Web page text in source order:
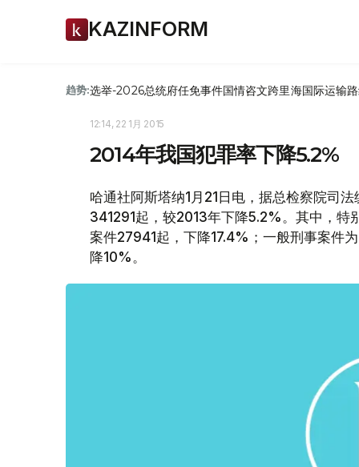
KAZINFORM
趋势:选举-2026总统府任免事件国情咨文跨里海国际运输
12:14, 22 1月 2015
2014年我国犯罪率下降5.2%
哈通社阿斯塔纳1月21日电，据总检察院司
341291起，较2013年下降5.2%。其中，特
案件27941起，下降17.4%；一般刑事案件
降10%。